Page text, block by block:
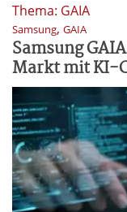
Thema: GAIA
Samsung, GAIA
Samsung
Markt mit KI-